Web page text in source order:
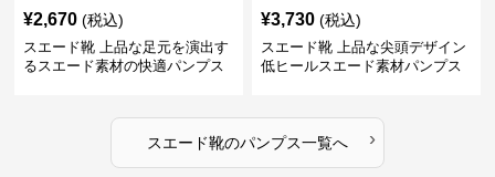
¥2,670 (税込)
スエード靴 上品な足元を演出す
るスエード素材の快適パンプス
¥3,730 (税込)
スエード靴 上品な尖頭デザイン
低ヒールスエード素材パンプス
スエード靴のパンプス一覧へ ›